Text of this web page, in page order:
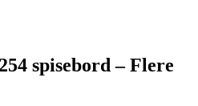
spisebord – Flere